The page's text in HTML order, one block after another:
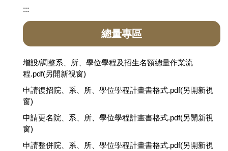
:::
總量專區
增設/調整系、所、學位學程及招生名額總量作業流
程.pdf(另開新視窗)
申請復招院、系、所、學位學程計畫書格式.pdf(另開新視
窗)
申請更名院、系、所、學位學程計畫書格式.pdf(另開新視
窗)
申請整併院、系、所、學位學程計畫書格式.pdf(另開新視